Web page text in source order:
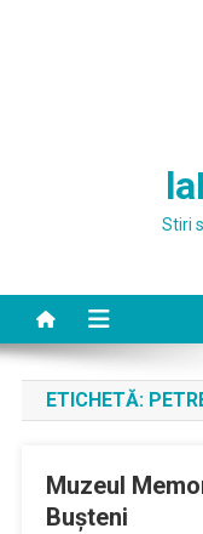
Stiri
ETICHETĂ:
Muzeul
Bușteni